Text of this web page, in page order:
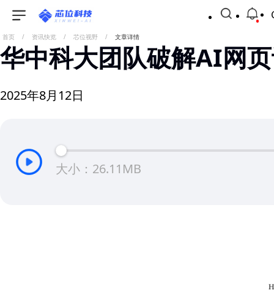
首页 / 资讯快览 / 芯位视野 / 文章详情
华中科大团队破解AI网
2025年8月12日
大小：26.11MB